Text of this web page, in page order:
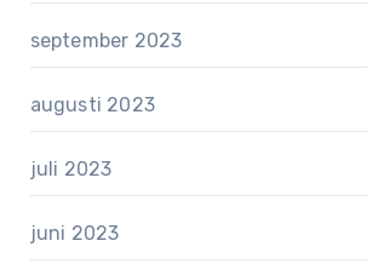
september 2023
augusti 2023
juli 2023
juni 2023